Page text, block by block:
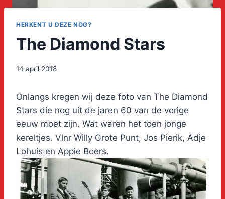
HERKENT U DEZE NOG?
The Diamond Stars
14 april 2018
Onlangs kregen wij deze foto van The Diamond
Stars die nog uit de jaren 60 van de vorige
eeuw moet zijn. Wat waren het toen jonge
kereltjes. Vlnr Willy Grote Punt, Jos Pierik, Adje
Lohuis en Appie Boers.